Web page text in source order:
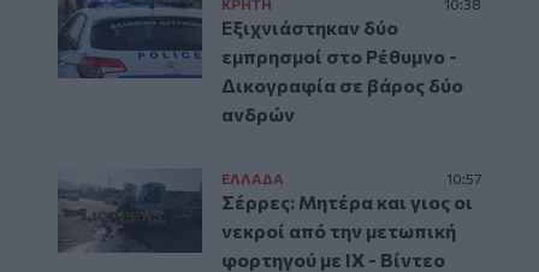
Εξιχνιάστηκαν δύο
εμπρησμοί στο Ρέθυμνο -
Δικογραφία σε βάρος δύο
ανδρών
ΕΛΛAΔΑ 10:57
Σέρρες: Μητέρα και γιος οι
νεκροί από την μετωπική
φορτηγού με ΙΧ - Βίντεο